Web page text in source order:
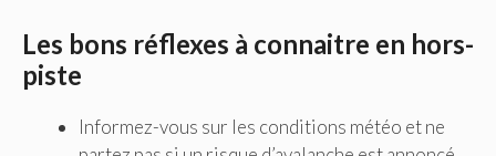
Les bons réflexes à connaitre en hors-
piste
Informez-vous sur les conditions météo et ne